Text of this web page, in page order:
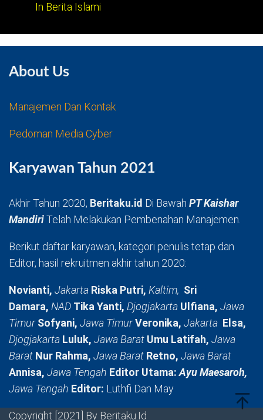
In Berita Islami
About Us
Manajemen Dan Kontak
Pedoman Media Cyber
Karyawan Tahun 2021
Akhir Tahun 2020, Beritaku.id Di Bawah PT Kaishar
MandiriTelah Melakukan Pembenahan Manajemen.
Berikut daftar karyawan, kategori penulis tetap dan
Editor, hasil rekruitmen akhir tahun 2020:
Novianti, Jakarta Riska Putri, Kaltim, Sri
Damara, NAD Tika Yanti, Djogjakarta Ulfiana, Jawa
TimurSofyani, Jawa TimurVeronika, Jakarta Elsa,
Djogjakarta Luluk, Jawa Barat Umu Latifah, Jawa
Barat Nur Rahma, Jawa Barat Retno, Jawa Barat
Annisa, Jawa Tengah Editor Utama:Ayu Maesaroh,
Jawa Tengah Editor: Luthfi Dan May
Copyright [2021] By Beritaku.Id